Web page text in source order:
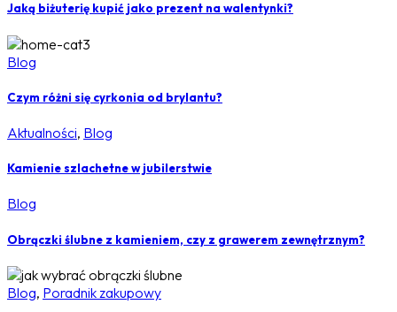
Jaką biżuterię kupić jako prezent na walentynki?
Blog
Czym różni się cyrkonia od brylantu?
Aktualności, Blog
Kamienie szlachetne w jubilerstwie
Blog
Obrączki ślubne z kamieniem, czy z grawerem zewnętrznym?
Blog, Poradnik zakupowy